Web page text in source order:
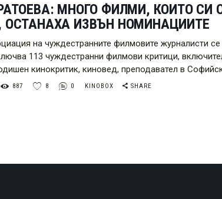
МНОГО ФИЛМИ, КОИТО
ОСТАНАХА ИЗВЪН НОМИНАЦИИТЕ
на чуждестранните филмовите журналисти
113 чуждестранни филмови критици,
кинокритик, киновед, преподавател в
887 8 0 KINOBOX SHARE